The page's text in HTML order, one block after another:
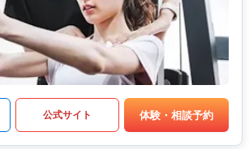
公式サイト 体験・相談予約